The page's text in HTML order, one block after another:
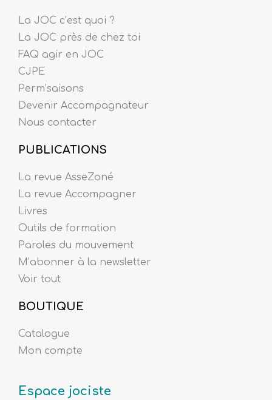
La JOC c’est quoi ?
La JOC près de chez toi
FAQ agir en JOC
CJPE
Perm’saisons
Devenir Accompagnateur
Nous contacter
PUBLICATIONS
La revue AsseZoné
La revue Accompagner
Livres
Outils de formation
Paroles du mouvement
M’abonner à la newsletter
Voir tout
BOUTIQUE
Catalogue
Mon compte
Espace jociste